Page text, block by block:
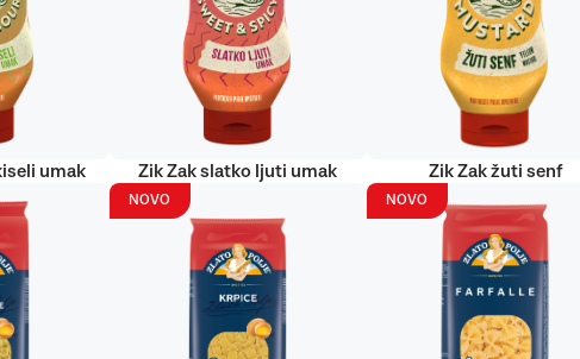
umak Zik Zak slatko ljuti umak Zik Zak žuti senf
NOVO NOVO